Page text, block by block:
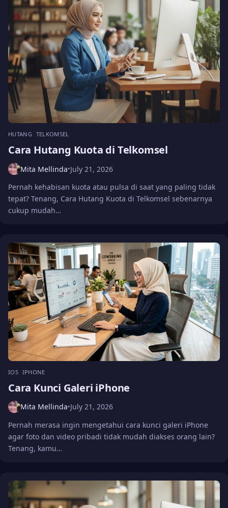
HUTANG TELKOMSEL
Cara Hutang Kuota di Telkomsel
Mita Mellinda•July 21, 2026
Pernah kehabisan kuota atau pulsa di saat yang paling tidak
tepat? Tenang, Cara Hutang Kuota di Telkomsel sebenarnya
cukup mudah…
IOS IPHONE
Cara Kunci Galeri iPhone
Mita Mellinda•July 21, 2026
Pernah merasa ingin mengetahui cara kunci galeri iPhone
agar foto dan video pribadi tidak mudah diakses orang lain?
Tenang, kamu…